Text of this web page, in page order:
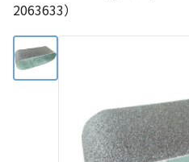
2063633）